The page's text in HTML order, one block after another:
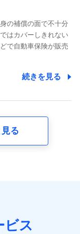
各種サービスな
種サービスのご契
用時の行動に関す
動に関する情報、
入場所・決済に関
報などが含まれ
、車のメーカーや
年数などの情報、
契約者及び被保険
険契約者と被保険
の補償の面で不十分
はカバーしきれない
で自動車保険が販売
続きを見る
る
ビス